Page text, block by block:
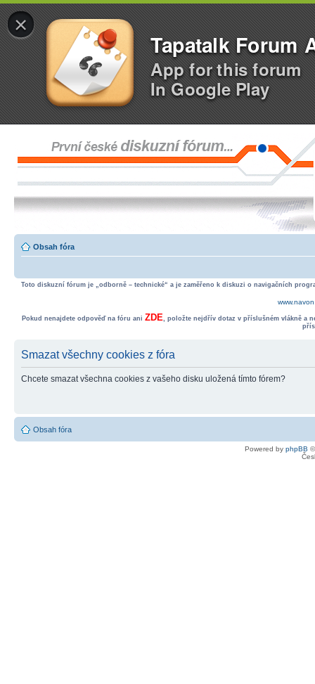
×
Tapatalk Forum
App for this forum
In Google Play
Obsah fóra
Toto diskuzní fórum je „odborně – technické“ a je zaměřeno k diskuzi o navigačních
Pokud nenajdete odpověď na fóru ani ZDE, položte nejdřív dotaz v příslušném vlákně a
Smazat všechny cookies z fóra
Chcete smazat všechna cookies z vašeho disku uložená tímto fórem?
Obsah fóra
Powered by phpBB